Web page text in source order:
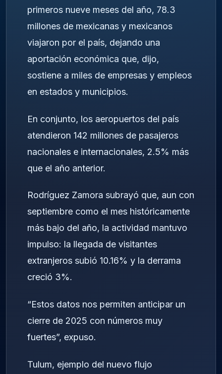
primeros nueve meses del año, 78.3
millones de mexicanas y mexicanos
viajaron por el país, dejando una
aportación económica que, dijo,
sostiene a miles de empresas y empleos
en estados y municipios.
En conjunto, los aeropuertos del país
atendieron 142 millones de pasajeros
nacionales e internacionales, 2.5% más
que el año anterior.
Rodríguez Zamora subrayó que, aun con
septiembre como el mes históricamente
más bajo del año, la actividad mantuvo
impulso: la llegada de visitantes
extranjeros subió 10.16% y la derrama
creció 3%.
“Estos datos nos permiten anticipar un
cierre de 2025 con números muy
fuertes”, expuso.
Tulum, ejemplo del nuevo flujo